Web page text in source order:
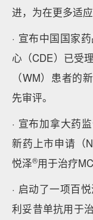
进，为在更多适
· 宣布中国国家
心（CDE）已受
（WM）患者的
先审评。
· 宣布加拿大药
新药上市申请（
悦泽®用于治疗
· 启动了一项百
利妥昔单抗用于